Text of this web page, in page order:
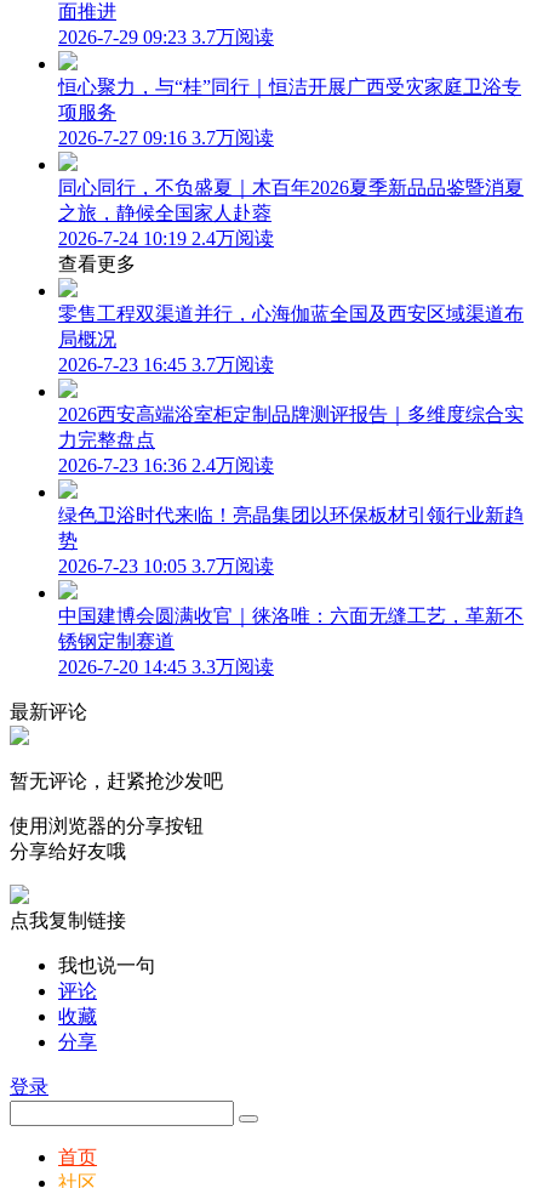
面推进
2026-7-29 09:23 3.7万阅读
恒心聚力，与“桂”同行｜恒洁开展广西受灾家庭卫浴专
项服务
2026-7-27 09:16 3.7万阅读
同心同行，不负盛夏｜木百年2026夏季新品品鉴暨消夏
之旅，静候全国家人赴蓉
2026-7-24 10:19 2.4万阅读
查看更多
零售工程双渠道并行，心海伽蓝全国及西安区域渠道布
局概况
2026-7-23 16:45 3.7万阅读
2026西安高端浴室柜定制品牌测评报告｜多维度综合实
力完整盘点
2026-7-23 16:36 2.4万阅读
绿色卫浴时代来临！亮晶集团以环保板材引领行业新趋
势
2026-7-23 10:05 3.7万阅读
中国建博会圆满收官｜徕洛唯：六面无缝工艺，革新不
锈钢定制赛道
2026-7-20 14:45 3.3万阅读
最新评论
暂无评论，赶紧抢沙发吧
使用浏览器的分享按钮
分享给好友哦
点我复制链接
我也说一句
评论
收藏
分享
登录
首页
社区